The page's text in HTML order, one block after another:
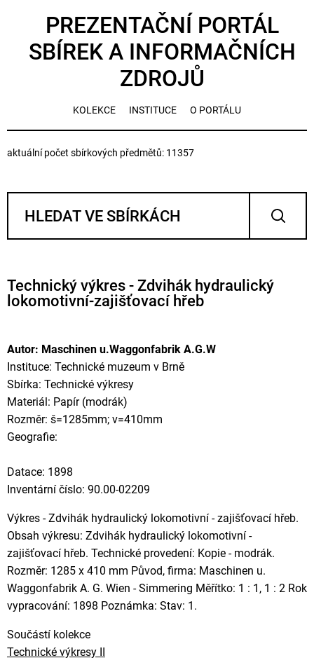
PREZENTAČNÍ PORTÁL
SBÍREK A INFORMAČNÍCH
ZDROJŮ
KOLEKCE INSTITUCE O PORTÁLU
aktuální počet sbírkových předmětů: 11357
Technický výkres - Zdvihák hydraulický
lokomotivní-zajišťovací hřeb
Autor: Maschinen u.Waggonfabrik A.G.W
Instituce: Technické muzeum v Brně
Sbírka: Technické výkresy
Materiál: Papír (modrák)
Rozměr: š=1285mm; v=410mm
Geografie:
Datace: 1898
Inventární číslo: 90.00-02209
Výkres - Zdvihák hydraulický lokomotivní - zajišťovací hřeb.
Obsah výkresu: Zdvihák hydraulický lokomotivní -
zajišťovací hřeb. Technické provedení: Kopie - modrák.
Rozměr: 1285 x 410 mm Původ, firma: Maschinen u.
Waggonfabrik A. G. Wien - Simmering Měřítko: 1 : 1, 1 : 2 Rok
vypracování: 1898 Poznámka: Stav: 1.
Součástí kolekce
Technické výkresy II